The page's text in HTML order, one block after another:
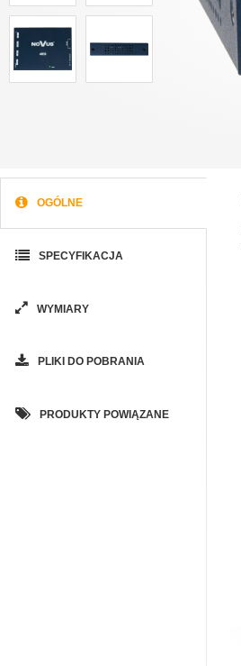
OGÓLNE
SPECYFIKACJA
WYMIARY
PLIKI DO POBRANIA
PRODUKTY POWIĄZANE